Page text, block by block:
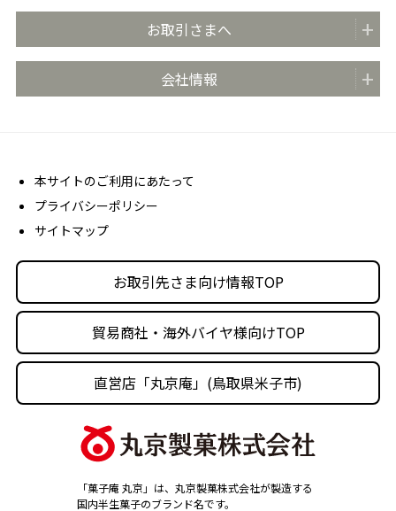
おいしさのこだわり
安心・安全の取り組み
どらやきのまち米子お取引さまへ
お取引先さま向け情報TOP
会社情報
経営理念
沿革
丸京の事業体
人材育成・社会活動
本サイトのご利用にあたって
プライバシーポリシー
サイトマップ
お取引先さま向け情報TOP
貿易商社・海外バイヤ様向けTOP
直営店「丸京庵」(鳥取県米子市)
「菓子庵 丸京」は、丸京製菓株式会社が製造する
国内半生菓子のブランド名です。